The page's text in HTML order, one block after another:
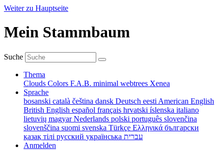
Weiter zu Hauptseite
Mein Stammbaum
Suche
Thema
Clouds Colors F.A.B. minimal webtrees Xenea
Sprache
bosanski català čeština dansk Deutsch eesti American English
British English español français hrvatski íslenska italiano
lietuvių magyarNederlands polski português slovenčina
slovenščina suomi svenska Türkçe Ελληνικά български
қазақ тілі русский українська עברית
Anmelden